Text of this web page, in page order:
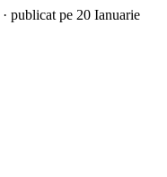
· publicat pe 20 Ianuarie